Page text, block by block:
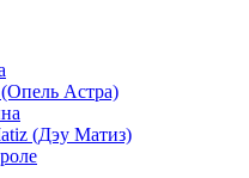
Астра)
(Дэу Матиз)